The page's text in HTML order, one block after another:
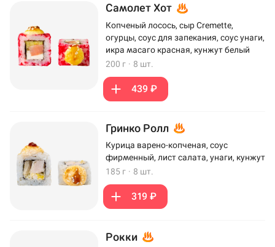
Самолет Хот
Копченый лосось, сыр Cremette,
огурцы, соус для запекания, соус унаги,
икра масаго красная, кунжут белый
200 г · 8 шт.
439 ₽
Гринко Ролл
Курица варено-копченая, соус
фирменный, лист салата, унаги, кунжут
185 г · 8 шт.
319 ₽
Рокки